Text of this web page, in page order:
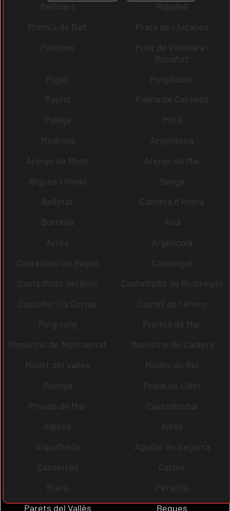
Rellinars
Rajadell
Premià de Dalt
Prats de Lluçanès
Pontons
Pont de Vilomara i
Rocafort
Pujalt
Puigdàlber
Papiol
Palma de Cervelló
Pallejà
Moià
Mediona
Argentona
Arenys de Munt
Arenys de Mar
Bigues i Riells
Berga
Bellprat
Cabrera d´Anoia
Borredà
Avià
Artés
Argençola
Castellnou de Bages
Castellgalí
Castellfullit del Boix
Castellfollit de Riubregós
Castellet i la Gornal
Castell de l´Areny
Puig-reig
Premià de Mar
Monistrol de Montserrat
Monistrol de Calders
Mollet del Vallès
Molins de Rei
Polinyà
Pobla de Lillet
Pineda de Mar
Castellbisbal
Alpens
Alella
Aiguafreda
Aguilar de Segarra
Casserres
Carme
Piera
Perafita
Parets del Vallès
Begues